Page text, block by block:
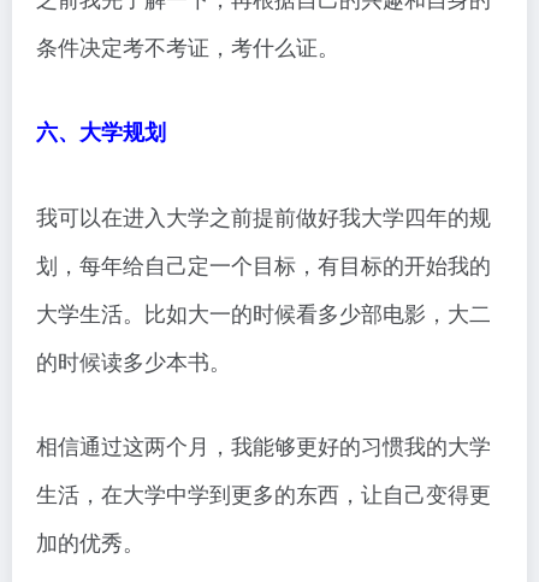
条件决定考不考证，考什么证。
六、大学规划
我可以在进入大学之前提前做好我大学四年的规
划，每年给自己定一个目标，有目标的开始我的
大学生活。比如大一的时候看多少部电影，大二
的时候读多少本书。
相信通过这两个月，我能够更好的习惯我的大学
生活，在大学中学到更多的东西，让自己变得更
加的优秀。